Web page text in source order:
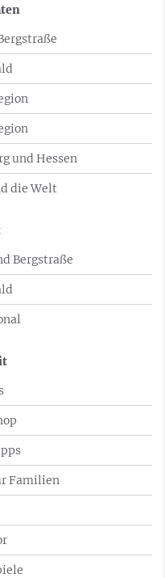
und Hessen
die Welt
Bergstraße
Familien